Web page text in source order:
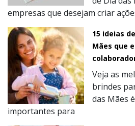
empresas que desejam criar
15 ideias
Mães que
Veja as
brindes
das Mães
importantes para